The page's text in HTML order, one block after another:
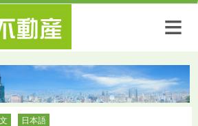
≡
日本語